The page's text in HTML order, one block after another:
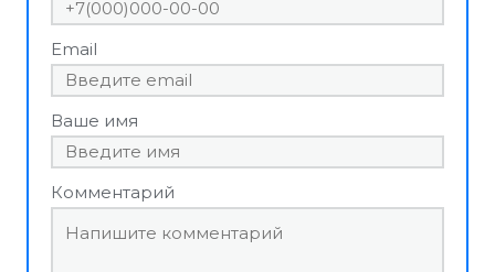
Email
Ваше имя
Комментарий